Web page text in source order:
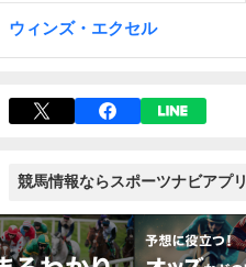
ウィンズ・エクセル
競馬情報ならスポーツナビアプリ